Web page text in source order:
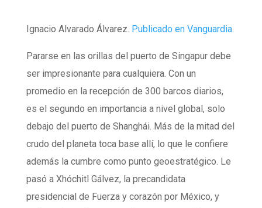
Ignacio Alvarado Álvarez. Publicado en Vanguardia.
Pararse en las orillas del puerto de Singapur debe
ser impresionante para cualquiera. Con un
promedio en la recepción de 300 barcos diarios,
es el segundo en importancia a nivel global, solo
debajo del puerto de Shanghái. Más de la mitad del
crudo del planeta toca base allí, lo que le confiere
además la cumbre como punto geoestratégico. Le
pasó a Xhóchitl Gálvez, la precandidata
presidencial de Fuerza y corazón por México, y